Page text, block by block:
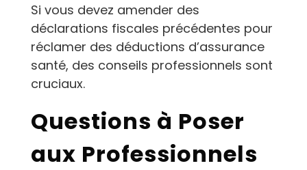
Si vous devez amender des
déclarations fiscales précédentes pour
réclamer des déductions d’assurance
santé, des conseils professionnels sont
cruciaux.
Questions à Poser
aux Professionnels